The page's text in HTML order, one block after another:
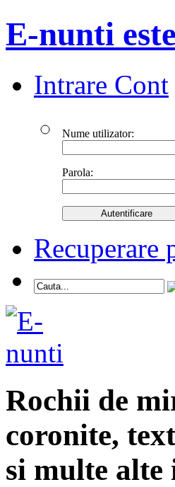
E-nunti
Intrare Cont
Nume utilizator:
Parola:
Recuperare
Rochii de
coronite,
si multe